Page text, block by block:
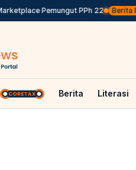
Pemungut PPh 22 Berita
Berita Literasi